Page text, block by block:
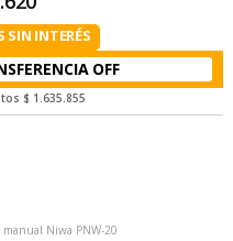
SIN INTERÉS
$ 1.635.855